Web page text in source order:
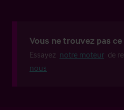
Vous ne trouvez pas
Essayez notre moteur de
nous